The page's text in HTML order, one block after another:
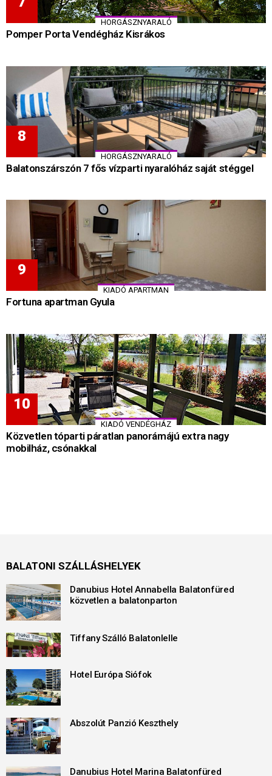
HORGÁSZNYARALÓ
Pomper Porta Vendégház Kisrákos
HORGÁSZNYARALÓ
Balatonszárszón 7 fős vízparti nyaralóház saját stéggel
KIADÓ APARTMAN
Fortuna apartman Gyula
KIADÓ VENDÉGHÁZ
Közvetlen tóparti páratlan panorámájú extra nagy
mobilház, csónakkal
BALATONI SZÁLLÁSHELYEK
Danubius Hotel Annabella Balatonfüred
közvetlen a balatonparton
Tiffany Szálló Balatonlelle
Hotel Európa Siófok
Abszolút Panzió Keszthely
Danubius Hotel Marina Balatonfüred